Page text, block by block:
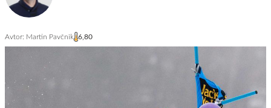
Avtor: Martin Pavčnik 6,80